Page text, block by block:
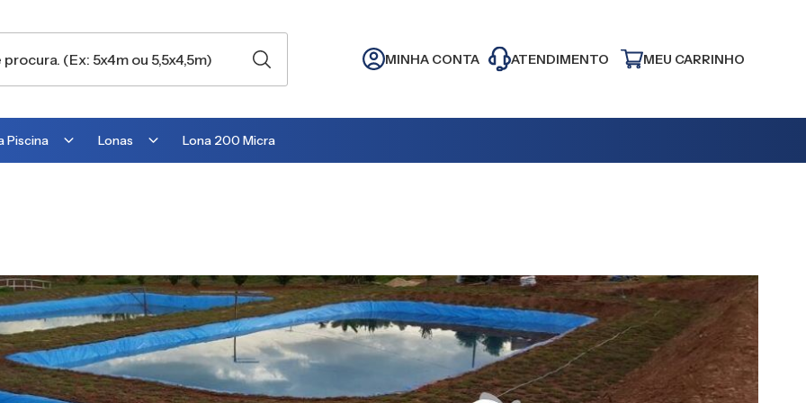
MINHA CONTA ATENDIMENTO MEU CARRINHO
Piscina Lonas
Lona para Barraca
Lona para Camping
Lona para Estufa
Lona 200 Micra